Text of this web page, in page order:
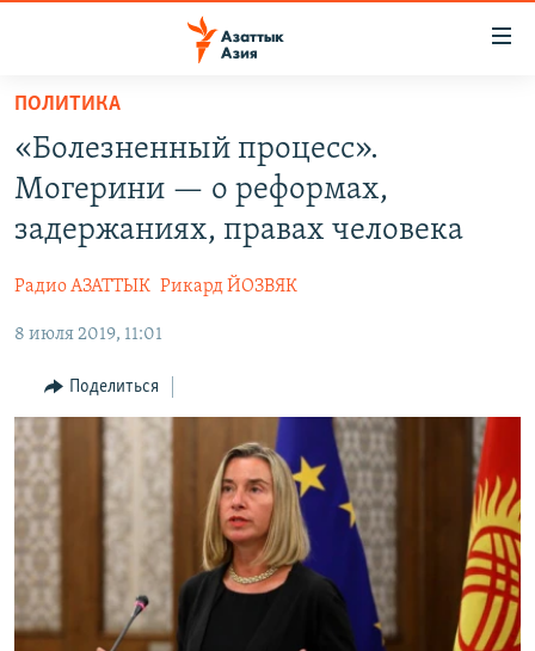
Вернуться
основному
содержанию
главной
Вернутся
поиску
ТАДЖИКИСТАН
ВОЙНА В УКРАИНЕ
ҚАЗАҚША
КЫРГЫЗЧА
ЎЗБЕКЧА
TÜRKMENÇE
Все сайты РСЕ/РС
ПОЛИТИКА
«Болезненный процесс».
Могерини — о реформах,
задержаниях, правах человека
Радио АЗАТТЫК Рикард ЙОЗВЯК
8 июля 2019, 11:01
Поделиться